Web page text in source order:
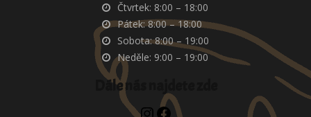
Čtvrtek: 8:00 – 18:00
Pátek: 8:00 – 18:00
Sobota: 8:00 – 19:00
Neděle: 9:00 – 19:00
Dále nás najdete zde